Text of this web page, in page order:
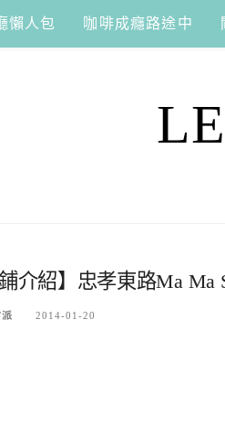
懶人包 咖啡成癮路途中
介紹】忠孝東路Ma Ma
2014-01-20